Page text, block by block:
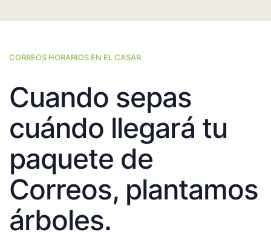
CORREOS HORARIOS EN EL CASAR
Cuando sepas
cuándo llegará tu
paquete de
Correos, plantamos
árboles.